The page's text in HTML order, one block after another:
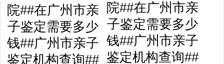
院##在广州市亲
子鉴定需要多少
钱##广州市亲子
鉴定机构查询##